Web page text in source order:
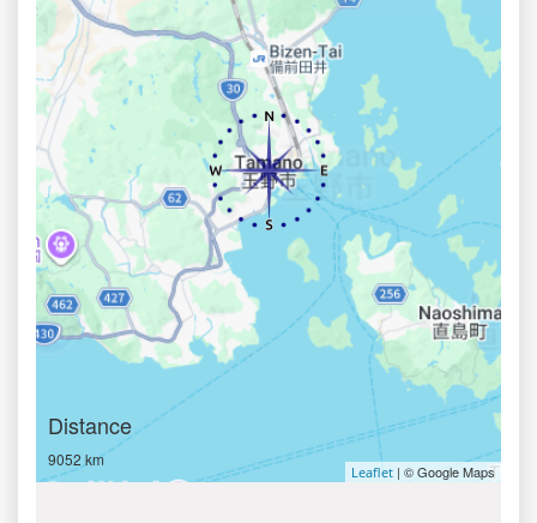
Distance
9052 km
Leaflet | © Google Maps